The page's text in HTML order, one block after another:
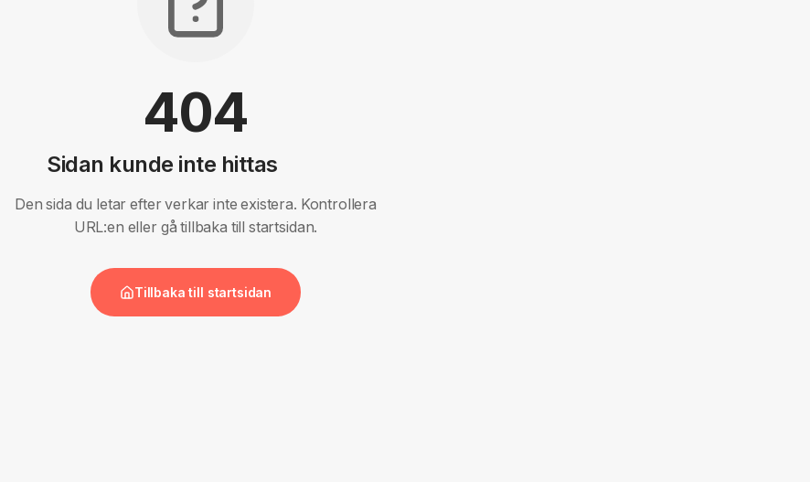
404
Sidan kunde inte hittas
Den sida du letar efter verkar inte existera. Kontrollera
URL:en eller gå tillbaka till startsidan.
Tillbaka till startsidan